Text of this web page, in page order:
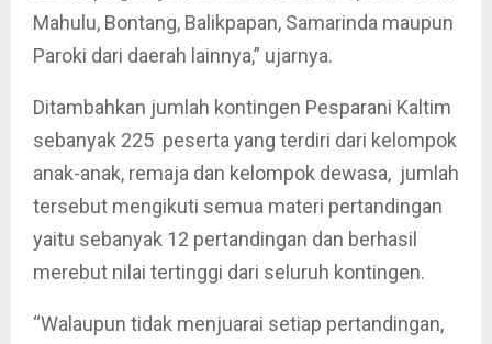
Mahulu, Bontang, Balikpapan, Samarinda maupun
Paroki dari daerah lainnya,” ujarnya.
Ditambahkan jumlah kontingen Pesparani Kaltim
sebanyak 225 peserta yang terdiri dari kelompok
anak-anak, remaja dan kelompok dewasa, jumlah
tersebut mengikuti semua materi pertandingan
yaitu sebanyak 12 pertandingan dan berhasil
merebut nilai tertinggi dari seluruh kontingen.
“Walaupun tidak menjuarai setiap pertandingan,